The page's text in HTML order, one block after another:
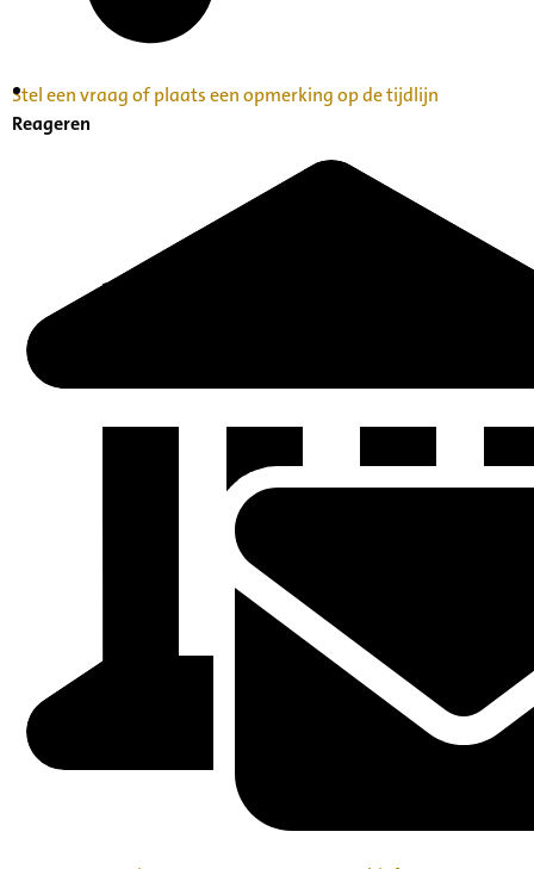
Inventaris Betekende partituren, geordend op
Stel een vraag of plaats een opmerking op de tijdlijn
Reageren